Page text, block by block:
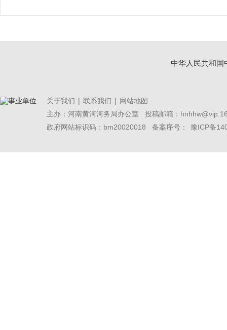
中华人民共和国
关于我们 | 联系我们 | 网站地图
主办：河南黄河河务局办公室 投稿邮箱：
政府网站标识码：bm20020018 备案序号：
豫ICP备